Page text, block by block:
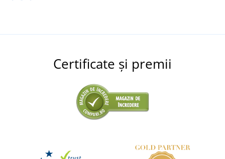
Certificate și premii